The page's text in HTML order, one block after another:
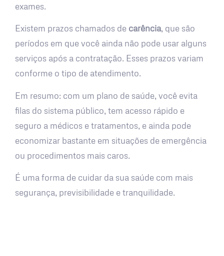
exames.
Existem prazos chamados de carência, que são
períodos em que você ainda não pode usar alguns
serviços após a contratação. Esses prazos variam
conforme o tipo de atendimento.
Em resumo: com um plano de saúde, você evita
filas do sistema público, tem acesso rápido e
seguro a médicos e tratamentos, e ainda pode
economizar bastante em situações de emergência
ou procedimentos mais caros.
É uma forma de cuidar da sua saúde com mais
segurança, previsibilidade e tranquilidade.